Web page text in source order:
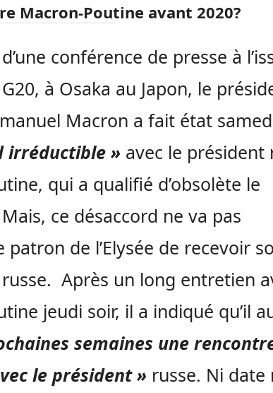
Macron-Poutine avant 2020?
conférence de presse à
à Osaka au Japon, le
Macron a fait état
irréductible » avec le président
qui a qualifié d’obsolète le
ce désaccord ne va pas
patron de l’Elysée de recevoir
Après un long entretien
jeudi soir, il a indiqué qu’il
semaines une
le président » russe. Ni date